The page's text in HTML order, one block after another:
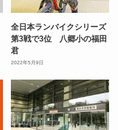
全日本ランバイクシリーズ
第3戦で3位 八郷小の福田
君
2022年5月9日